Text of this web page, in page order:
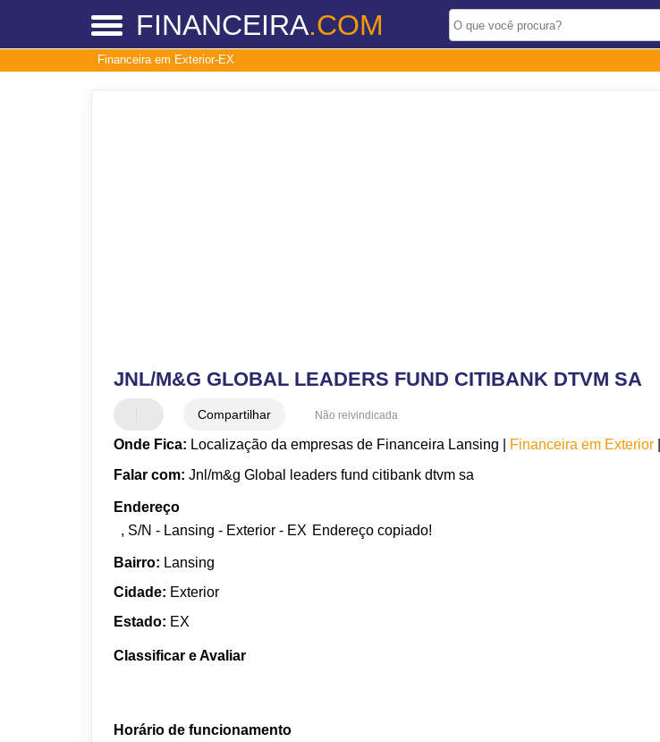
FINANCEIRA.COM
Financeira em Exterior-EX
JNL/M&G GLOBAL LEADERS FUND CITIBANK DTVM SA
Compartilhar Não reivindicada
Onde Fica: Localização da empresas de Financeira Lansing | Financeira em Exterior
Falar com: Jnl/m&g Global leaders fund citibank dtvm sa
Endereço
, S/N - Lansing - Exterior - EX Endereço copiado!
Bairro: Lansing
Cidade: Exterior
Estado: EX
Classificar e Avaliar
Horário de funcionamento